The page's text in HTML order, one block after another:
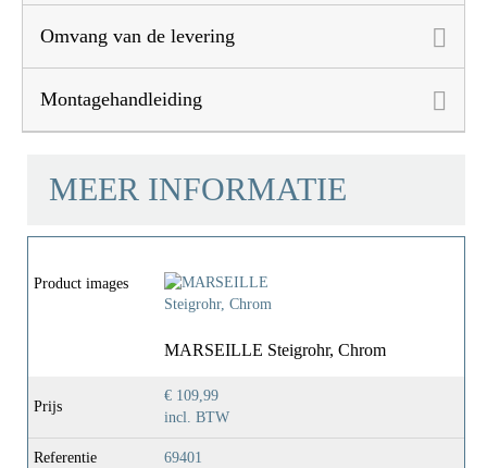
Omvang van de levering
Montagehandleiding
MEER INFORMATIE
Product images
MARSEILLE Steigrohr, Chrom
Prijs
€ 109,99
incl. BTW
Referentie 69401